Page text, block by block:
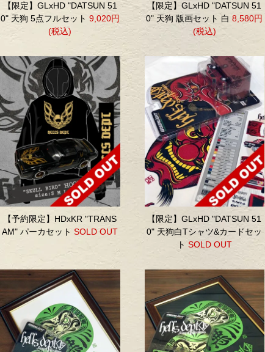
【限定】GLxHD "DATSUN 51
0" 天狗 5点フルセット 9,020円
(税込)
【限定】GLxHD "DATSUN 51
0" 天狗 版画セット 白 8,580円
(税込)
【予約限定】HDxKR "TRANS
AM" パーカセット SOLD OUT
【限定】GLxHD "DATSUN 51
0" 天狗白Tシャツ&カードセッ
ト SOLD OUT